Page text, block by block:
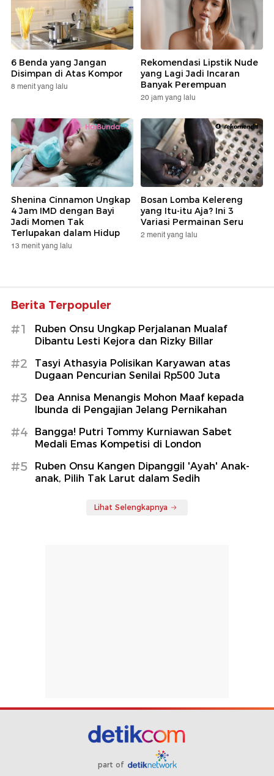
6 Benda yang Jangan
Disimpan di Atas Kompor
8 menit yang lalu
Rekomendasi Lipstik Nude
yang Lagi Jadi Incaran
Banyak Perempuan
20 jam yang lalu
Shenina Cinnamon Ungkap
4 Jam IMD dengan Bayi
Jadi Momen Tak
Terlupakan dalam Hidup
13 menit yang lalu
Bosan Lomba Kelereng
yang Itu-itu Aja? Ini 3
Variasi Permainan Seru
2 menit yang lalu
Berita Terpopuler
#1
Ruben Onsu Ungkap Perjalanan Mualaf
Dibantu Lesti Kejora dan Rizky Billar
#2
Tasyi Athasyia Polisikan Karyawan atas
Dugaan Pencurian Senilai Rp500 Juta
#3
Dea Annisa Menangis Mohon Maaf kepada
Ibunda di Pengajian Jelang Pernikahan
#4
Bangga! Putri Tommy Kurniawan Sabet
Medali Emas Kompetisi di London
#5
Ruben Onsu Kangen Dipanggil 'Ayah' Anak-
anak, Pilih Tak Larut dalam Sedih
Lihat Selengkapnya
part of